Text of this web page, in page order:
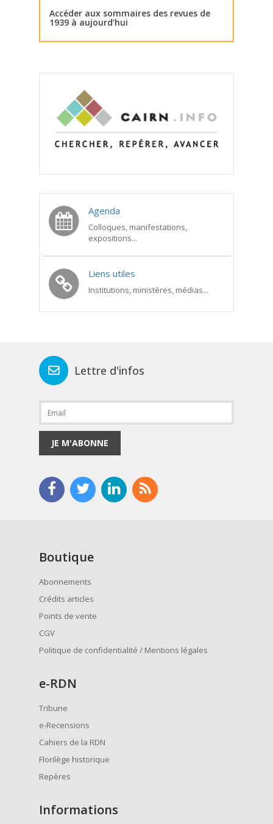
Accéder aux sommaires des revues de
1939 à aujourd’hui
Agenda
Colloques, manifestations,
expositions...
Liens utiles
Institutions, ministères, médias...
Lettre d'infos
JE M'ABONNE
Boutique
Abonnements
Crédits articles
Points de vente
CGV
Politique de confidentialité / Mentions légales
e-RDN
Tribune
e-Recensions
Cahiers de la RDN
Florilège historique
Repères
Informations